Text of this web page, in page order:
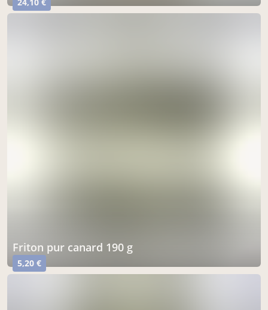
24,10 €
friton pur canard 190 g
5,20 €